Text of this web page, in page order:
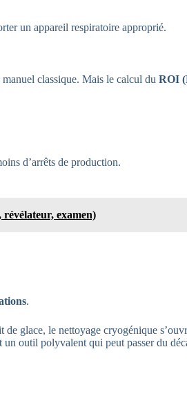
un appareil respiratoire approprié.
manuel classique. Mais le calcul du ROI
d’arrêts de production.
révélateur, examen)
.
glace, le nettoyage cryogénique
outil polyvalent qui peut passer du